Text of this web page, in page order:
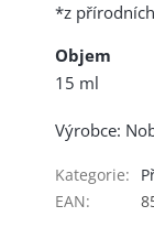
*z
Objem
15 ml
Výrobce:
Kategorie:
EAN: